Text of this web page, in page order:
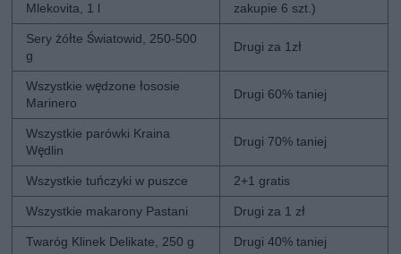
Mlekovita, 1 l
zakupie 6 szt.)
Sery żółte Światowid, 250-500
g
Drugi za 1zł
Wszystkie wędzone łososie
Marinero
Drugi 60% taniej
Wszystkie parówki Kraina
Wędlin
Drugi 70% taniej
Wszystkie tuńczyki w puszce 2+1 gratis
Wszystkie makarony Pastani Drugi za 1 zł
Twaróg Klinek Delikate, 250 g Drugi 40% taniej